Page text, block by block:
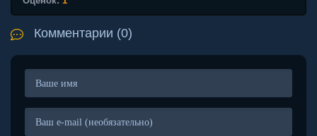
Комментарии (0)